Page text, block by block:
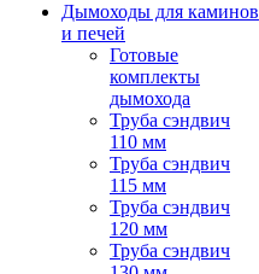
Дымоходы для каминов
и печей
Готовые
комплекты
дымохода
Труба сэндвич
110 мм
Труба сэндвич
115 мм
Труба сэндвич
120 мм
Труба сэндвич